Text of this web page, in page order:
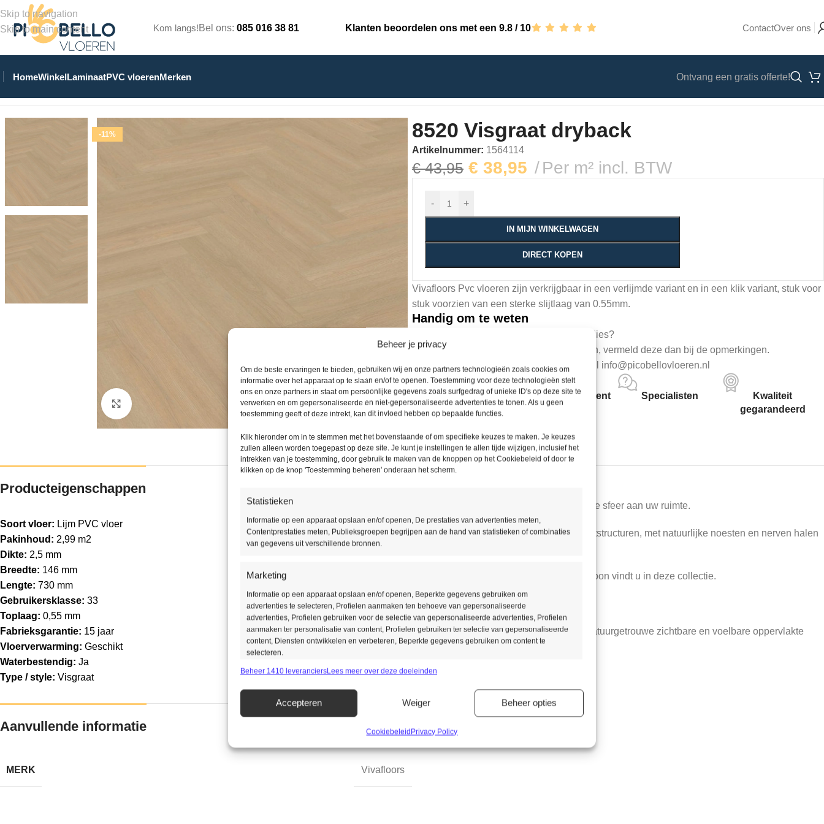
Beheer je privacy
Om de beste ervaringen te bieden, gebruiken wij en onze partners technologieën zoals cookies om
informatie over het apparaat op te slaan en/of te openen. Toestemming voor deze technologieën stelt
ons en onze partners in staat om persoonlijke gegevens zoals surfgedrag of unieke ID's op deze site te
verwerken en om gepersonaliseerde en niet-gepersonaliseerde advertenties te tonen. Als u geen
toestemming geeft of deze intrekt, kan dit invloed hebben op bepaalde functies.
Klik hieronder om in te stemmen met het bovenstaande of om specifieke keuzes te maken. Je keuzes
zullen alleen worden toegepast op deze site. Je kunt je instellingen te allen tijde wijzigen, inclusief het
intrekken van je toestemming, door gebruik te maken van de knoppen op het Cookiebeleid of door te
klikken op de knop 'Toestemming beheren' onderaan het scherm.
Statistieken
Informatie op een apparaat opslaan en/of openen, De prestaties van advertenties meten,
Contentprestaties meten, Publieksgroepen begrijpen aan de hand van statistieken of combinaties
van gegevens uit verschillende bronnen.
Marketing
Informatie op een apparaat opslaan en/of openen, Beperkte gegevens gebruiken om
advertenties te selecteren, Profielen aanmaken ten behoeve van gepersonaliseerde
advertenties, Profielen gebruiken voor de selectie van gepersonaliseerde advertenties, Profielen
aanmaken ter personalisatie van content, Profielen gebruiken ter selectie van gepersonaliseerde
content, Diensten ontwikkelen en verbeteren, Beperkte gegevens gebruiken om content te
selecteren.
Gegevens uit andere gegevensbronnen met elkaar matchen en combineren,
Verschillende apparaten linken, Apparaten identificeren op basis van automatisch
opsporen, Advertenties en content leveren en tonen, Privacykeuzes
Beheer 1410 leveranciersLees meer over deze doeleinden
Accepteren Weiger Beheer opties
CookiebeleidPrivacy Policy
Skip to navigation
Skip to main content
Kom langs!Bel ons: 085 016 38 81 Klanten beoordelen ons met een 9.8 / 10 ContactOver ons
HomeWinkelLaminaatPVC vloerenMerken
Ontvang een gratis offerte!
-11% 8520 Visgraat dryback
Artikelnummer: 1564114
€43,95 € 38,95 Per m² incl. BTW
- +
IN MIJN WINKELWAGEN
DIRECT KOPEN
Vivafloors Pvc vloeren zijn verkrijgbaar in een verlijmde variant en in een klik variant, stuk voor
stuk voorzien van een sterke slijtlaag van 0.55mm.
Handig om te weten
Houdt u rekening met 5 tot 10% snijverlies?
Mocht u nog specifieke wensen hebben, vermeld deze dan bij de opmerkingen.
Bel voor vragen 085 – 016 38 81 of mail info@picobellovloeren.nl
Levering binnen
48 uur
Ruime assortiment Specialisten
Kwaliteit
gegarandeerd
Producteigenschappen
Soort vloer: Lijm PVC vloer
Pakinhoud: 2,99 m2
Dikte: 2,5 mm
Breedte: 146 mm
Lengte: 730 mm
Gebruikersklasse: 33
Toplaag: 0,55 mm
Fabrieksgarantie: 15 jaar
Vloerverwarming: Geschikt
Waterbestendig: Ja
Type / style: Visgraat
Aanvullende informatie
MERK Vivafloors
De Vivafloors collectie geeft een natuurlijke sfeer aan uw ruimte.
De matte afwerking en de realistische houtstructuren, met natuurlijke noesten en nerven halen
Zowel een recht plank als het visgraatpatroon vindt u in deze collectie.
Liever een tegelmotief?
Ook deze vindt u bij Vivafloors; met een natuurgetrouwe zichtbare en voelbare oppervlakte
structuur.